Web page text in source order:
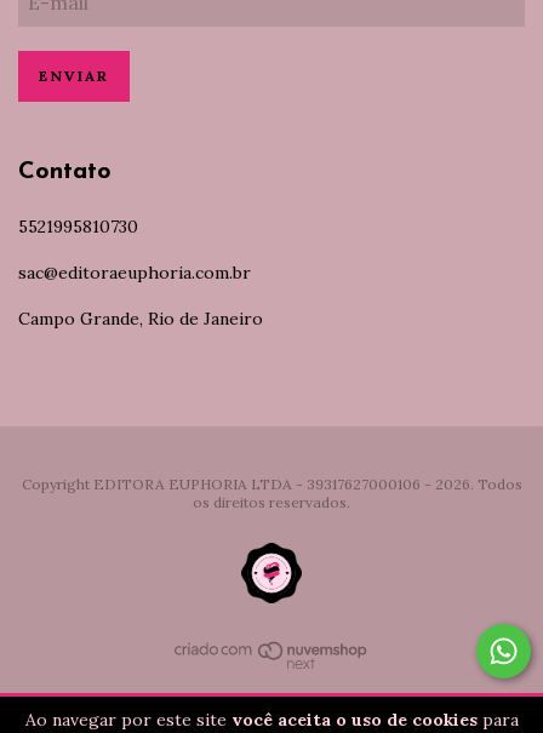
Ao navegar por este site você aceita o uso de cookiespara
Contato
5521995810730
sac@editoraeuphoria.com.br
Campo Grande, Rio de Janeiro
Copyright EDITORA EUPHORIA LTDA - 39317627000106 - 2026. Todos
os direitos reservados.